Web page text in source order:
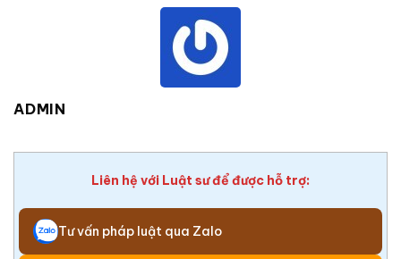
ADMIN
Liên hệ với Luật sư để được hỗ trợ:
Tư vấn pháp luật qua Zalo